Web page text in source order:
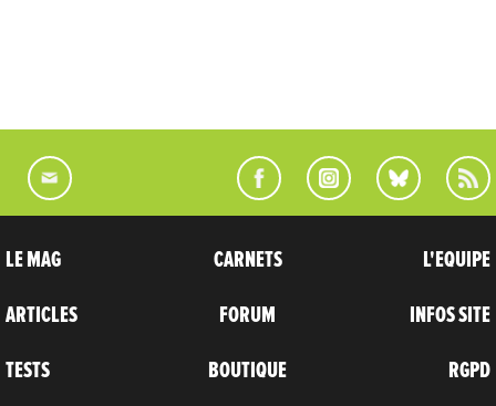
LE MAG
ARTICLES
TESTS
CARNETS
FORUM
BOUTIQUE
L'EQUIPE
INFOS SITE
RGPD